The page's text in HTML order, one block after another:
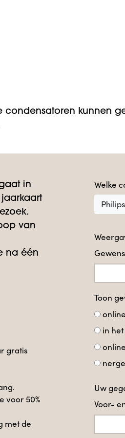
kunnen
in
van
na één
gratis
voor 50%
met de
Welke
Toon
online
in
Uw
Voor-